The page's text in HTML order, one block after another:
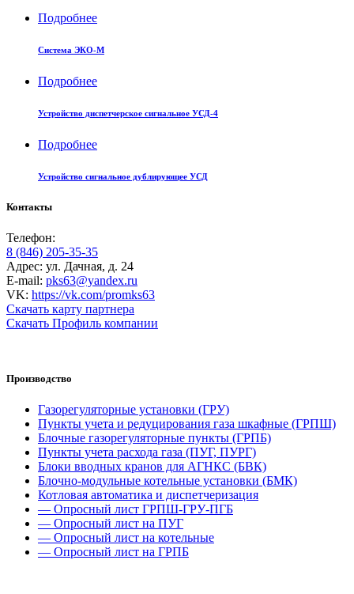
Подробнее
Система ЭКО-М
Подробнее
Устройство диспетчерское сигнальное УСД-4
Подробнее
Устройство сигнальное дублирующее УСД
Контакты
Телефон:
8 (846) 205-35-35
Адрес: ул. Дачная, д. 24
E-mail: pks63@yandex.ru
VK: https://vk.com/promks63
Скачать карту партнера
Скачать Профиль компании
Производство
Газорегуляторные установки (ГРУ)
Пункты учета и редуцирования газа шкафные (ГРПШ)
Блочные газорегуляторные пункты (ГРПБ)
Пункты учета расхода газа (ПУГ, ПУРГ)
Блоки вводных кранов для АГНКС (БВК)
Блочно-модульные котельные установки (БМК)
Котловая автоматика и диспетчеризация
— Опросный лист ГРПШ-ГРУ-ПГБ
— Опросный лист на ПУГ
— Опросный лист на котельные
— Опросный лист на ГРПБ